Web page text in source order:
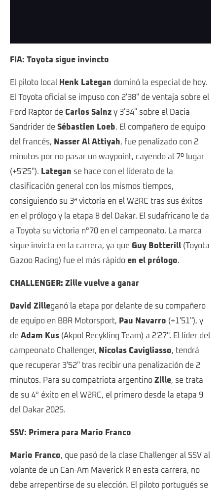
FIA: Toyota sigue invincto
El piloto local Henk Lategan dominó la especial de hoy.
El Toyota oficial se impuso con 2'38'' de ventaja sobre el
Ford Raptor de Carlos Sainz y 3'34'' sobre el Dacia
Sandrider de Sébastien Loeb. El compañero de equipo
del francés, Nasser Al Attiyah, fue penalizado con 2
minutos por no pasar un waypoint, cayendo al 7º lugar
(+5'25''). Lategan se hace con el liderato de la
clasificación general con los mismos tiempos,
consiguiendo su 3ª victoria en el W2RC tras sus éxitos
en el prólogo y la etapa 8 del Dakar. El sudafricano le da
a Toyota su victoria n°70 en el campeonato. La marca
sigue invicta en la carrera, ya que Guy Botterill (Toyota
Gazoo Racing) fue el más rápido en el prólogo.
CHALLENGER: Zille vuelve a ganar
David Zilleganó la etapa por delante de su compañero
de equipo en BBR Motorsport, Pau Navarro (+1'51''), y
de Adam Kus (Akpol Recykling Team) a 2'27''. El líder del
campeonato Challenger, Nicolas Cavigliasso, tendrá
que recuperar 3'52'' tras recibir una penalización de 2
minutos. Para su compatriota argentino Zille, se trata
de su 4° éxito en el W2RC, el primero desde la etapa 9
del Dakar 2025.
SSV: Primera para Mario Franco
Mario Franco, que pasó de la clase Challenger al SSV al
volante de un Can-Am Maverick R en esta carrera, no
debe arrepentirse de su elección. El piloto portugués se